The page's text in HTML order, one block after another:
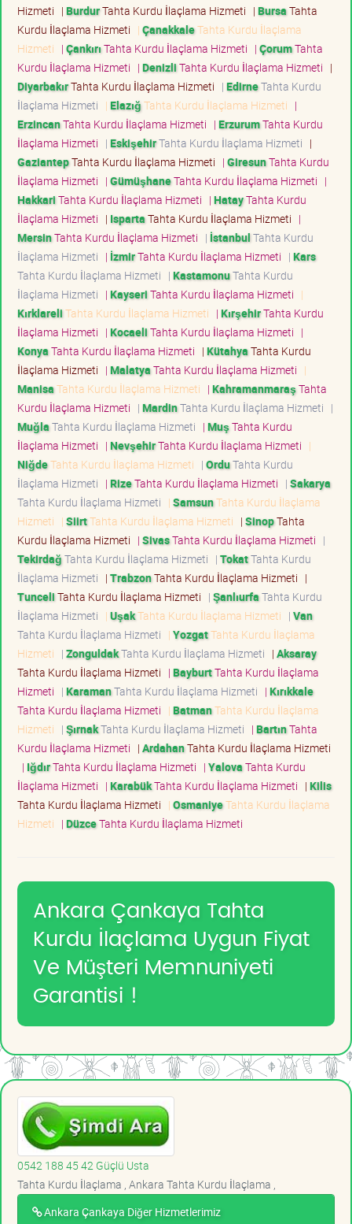
Hizmeti | BurdurTahta Kurdu İlaçlama Hizmeti | BursaTahta
Kurdu İlaçlama Hizmeti | ÇanakkaleTahta Kurdu İlaçlama
Hizmeti | ÇankırıTahta Kurdu İlaçlama Hizmeti | ÇorumTahta
Kurdu İlaçlama Hizmeti | DenizliTahta Kurdu İlaçlama Hizmeti |
DiyarbakırTahta Kurdu İlaçlama Hizmeti | EdirneTahta Kurdu
İlaçlama Hizmeti | ElazığTahta Kurdu İlaçlama Hizmeti |
ErzincanTahta Kurdu İlaçlama Hizmeti | ErzurumTahta Kurdu
İlaçlama Hizmeti | EskişehirTahta Kurdu İlaçlama Hizmeti |
GaziantepTahta Kurdu İlaçlama Hizmeti | GiresunTahta Kurdu
İlaçlama Hizmeti | GümüşhaneTahta Kurdu İlaçlama Hizmeti |
HakkariTahta Kurdu İlaçlama Hizmeti | HatayTahta Kurdu
İlaçlama Hizmeti | IspartaTahta Kurdu İlaçlama Hizmeti |
MersinTahta Kurdu İlaçlama Hizmeti | İstanbulTahta Kurdu
İlaçlama Hizmeti | İzmirTahta Kurdu İlaçlama Hizmeti | Kars
Tahta Kurdu İlaçlama Hizmeti | KastamonuTahta Kurdu
İlaçlama Hizmeti | KayseriTahta Kurdu İlaçlama Hizmeti |
KırklareliTahta Kurdu İlaçlama Hizmeti | KırşehirTahta Kurdu
İlaçlama Hizmeti | KocaeliTahta Kurdu İlaçlama Hizmeti |
KonyaTahta Kurdu İlaçlama Hizmeti | KütahyaTahta Kurdu
İlaçlama Hizmeti | MalatyaTahta Kurdu İlaçlama Hizmeti |
ManisaTahta Kurdu İlaçlama Hizmeti | KahramanmaraşTahta
Kurdu İlaçlama Hizmeti | MardinTahta Kurdu İlaçlama Hizmeti |
MuğlaTahta Kurdu İlaçlama Hizmeti | MuşTahta Kurdu
İlaçlama Hizmeti | NevşehirTahta Kurdu İlaçlama Hizmeti |
NiğdeTahta Kurdu İlaçlama Hizmeti | OrduTahta Kurdu
İlaçlama Hizmeti | RizeTahta Kurdu İlaçlama Hizmeti | Sakarya
Tahta Kurdu İlaçlama Hizmeti | SamsunTahta Kurdu İlaçlama
Hizmeti | SiirtTahta Kurdu İlaçlama Hizmeti | SinopTahta
Kurdu İlaçlama Hizmeti | SivasTahta Kurdu İlaçlama Hizmeti |
TekirdağTahta Kurdu İlaçlama Hizmeti | TokatTahta Kurdu
İlaçlama Hizmeti | TrabzonTahta Kurdu İlaçlama Hizmeti |
TunceliTahta Kurdu İlaçlama Hizmeti | ŞanlıurfaTahta Kurdu
İlaçlama Hizmeti | UşakTahta Kurdu İlaçlama Hizmeti | Van
Tahta Kurdu İlaçlama Hizmeti | YozgatTahta Kurdu İlaçlama
Hizmeti | ZonguldakTahta Kurdu İlaçlama Hizmeti | Aksaray
Tahta Kurdu İlaçlama Hizmeti | BayburtTahta Kurdu İlaçlama
Hizmeti | KaramanTahta Kurdu İlaçlama Hizmeti | Kırıkkale
Tahta Kurdu İlaçlama Hizmeti | BatmanTahta Kurdu İlaçlama
Hizmeti | ŞırnakTahta Kurdu İlaçlama Hizmeti | BartınTahta
Kurdu İlaçlama Hizmeti | ArdahanTahta Kurdu İlaçlama Hizmeti
| IğdırTahta Kurdu İlaçlama Hizmeti | YalovaTahta Kurdu
İlaçlama Hizmeti | KarabükTahta Kurdu İlaçlama Hizmeti | Kilis
Tahta Kurdu İlaçlama Hizmeti | OsmaniyeTahta Kurdu İlaçlama
Hizmeti | DüzceTahta Kurdu İlaçlama Hizmeti
Ankara Çankaya Tahta
Kurdu İlaçlama Uygun Fiyat
Ve Müşteri Memnuniyeti
Garantisi !
0542 188 45 42 Güçlü Usta
Tahta Kurdu İlaçlama , Ankara Tahta Kurdu İlaçlama ,
Ankara Çankaya Diğer Hizmetlerimiz